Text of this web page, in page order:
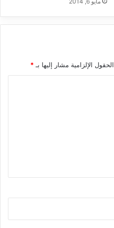
الحقول الإلزامية مشار إليها بـ*